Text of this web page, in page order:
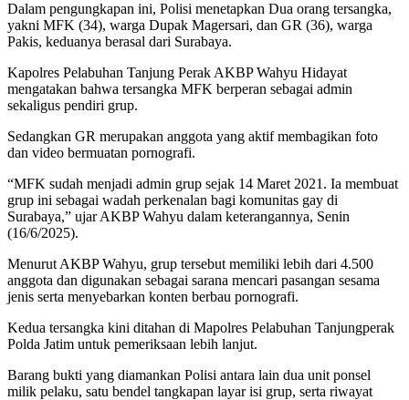
Dalam pengungkapan ini, Polisi menetapkan Dua orang tersangka,
yakni MFK (34), warga Dupak Magersari, dan GR (36), warga
Pakis, keduanya berasal dari Surabaya.
Kapolres Pelabuhan Tanjung Perak AKBP Wahyu Hidayat
mengatakan bahwa tersangka MFK berperan sebagai admin
sekaligus pendiri grup.
Sedangkan GR merupakan anggota yang aktif membagikan foto
dan video bermuatan pornografi.
“MFK sudah menjadi admin grup sejak 14 Maret 2021. Ia membuat
grup ini sebagai wadah perkenalan bagi komunitas gay di
Surabaya,” ujar AKBP Wahyu dalam keterangannya, Senin
(16/6/2025).
Menurut AKBP Wahyu, grup tersebut memiliki lebih dari 4.500
anggota dan digunakan sebagai sarana mencari pasangan sesama
jenis serta menyebarkan konten berbau pornografi.
Kedua tersangka kini ditahan di Mapolres Pelabuhan Tanjungperak
Polda Jatim untuk pemeriksaan lebih lanjut.
Barang bukti yang diamankan Polisi antara lain dua unit ponsel
milik pelaku, satu bendel tangkapan layar isi grup, serta riwayat